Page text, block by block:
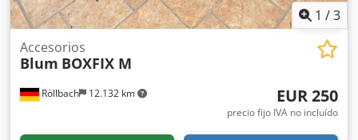
1 /3
Röllbach 12.132 km
Accesorios
Blum BOXFIX M
EUR 250
precio fijo IVA no incluído